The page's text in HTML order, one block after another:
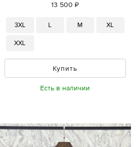
13 500 ₽
3XL L M XL
XXL
Купить
Есть в наличии